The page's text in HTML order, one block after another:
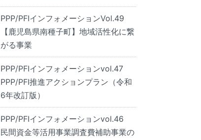
PPP/PFIインフォメーションVol.49
【鹿児島県南種子町】地域活性化に繋
がる事業
PPP/PFIインフォメーションvol.47
PPP/PFI推進アクションプラン（令和
6年改訂版）
PPP/PFIインフォメーションvol.46
民間資金等活用事業調査費補助事業の